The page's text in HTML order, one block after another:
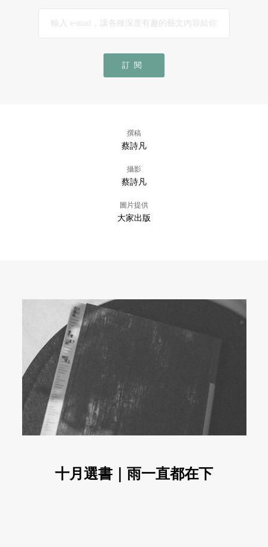
訂閱
撰稿
蔡詩凡
攝影
蔡詩凡
圖片提供
大家出版
十月選書｜雨一直都在下